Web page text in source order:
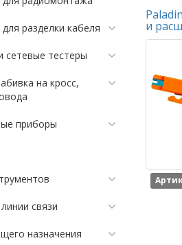
разделки кабеля
сетевые тестеры
на кросс,
приборы
связи
назначения
и